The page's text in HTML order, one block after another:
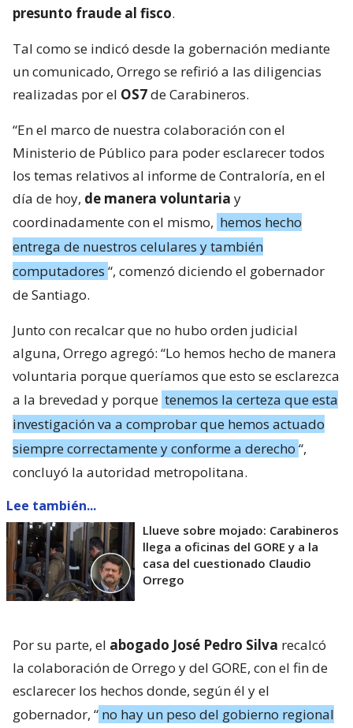
presunto fraude al fisco.
Tal como se indicó desde la gobernación mediante
un comunicado, Orrego se refirió a las diligencias
realizadas por el OS7de Carabineros.
“En el marco de nuestra colaboración con el
Ministerio de Público para poder esclarecer todos
los temas relativos al informe de Contraloría, en el
día de hoy, de manera voluntaria y
coordinadamente con el mismo, hemos hecho
entrega de nuestros celulares y también
computadores “, comenzó diciendo el gobernador
de Santiago.
Junto con recalcar que no hubo orden judicial
alguna, Orrego agregó: “Lo hemos hecho de manera
voluntaria porque queríamos que esto se esclarezca
a la brevedad y porque tenemos la certeza que esta
investigación va a comprobar que hemos actuado
siempre correctamente y conforme a derecho “,
concluyó la autoridad metropolitana.
Lee también...
Llueve sobre mojado: Carabineros
llega a oficinas del GORE y a la
casa del cuestionado Claudio
Orrego
Por su parte, el abogado José Pedro Silva recalcó
la colaboración de Orrego y del GORE, con el fin de
esclarecer los hechos donde, según él y el
gobernador, “ no hay un peso del gobierno regional